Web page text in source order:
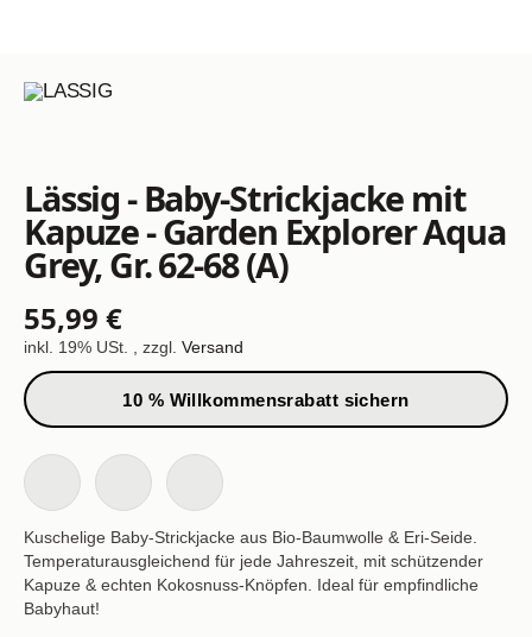
Lässig - Baby-Strickjacke mit
Kapuze - Garden Explorer Aqua
Grey, Gr. 62-68 (A)
55,99 €
inkl. 19% USt. , zzgl. Versand
10 % Willkommensrabatt sichern
Kuschelige Baby-Strickjacke aus Bio-Baumwolle & Eri-Seide.
Temperaturausgleichend für jede Jahreszeit, mit schützender
Kapuze & echten Kokosnuss-Knöpfen. Ideal für empfindliche
Babyhaut!